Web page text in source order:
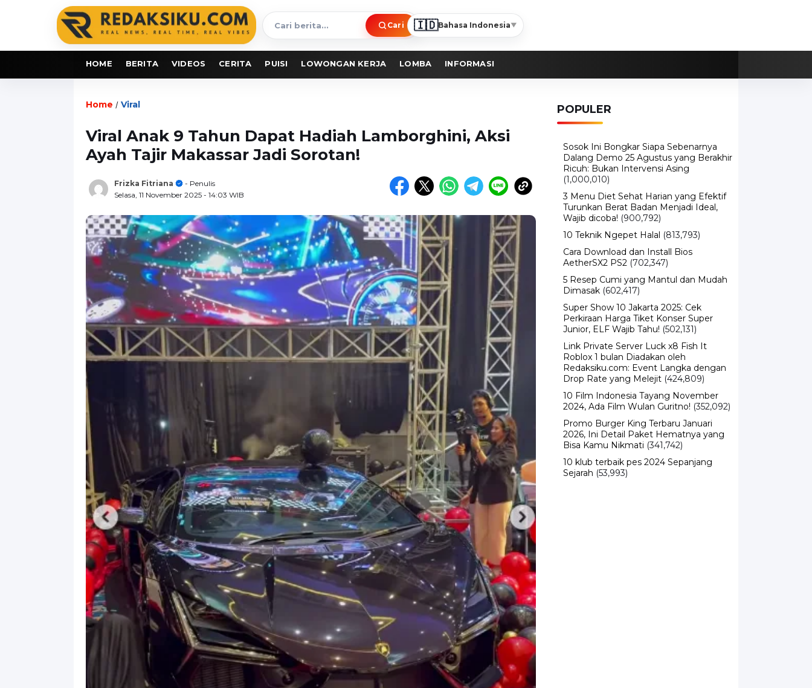
Cari
berita
Cari 🇮🇩Bahasa Indonesia▼
HOME BERITA VIDEOS CERITA PUISI LOWONGAN KERJA LOMBA INFORMASI
Home / Viral
Viral Anak 9 Tahun Dapat Hadiah Lamborghini, Aksi
Ayah Tajir Makassar Jadi Sorotan!
Frizka Fitriana
- Penulis
Selasa, 11 November 2025 - 14:03 WIB
Ricuh: Bukan Intervensi Asing
(1,000,010)
3 Menu Diet Sehat Harian yang Efektif
Wajib dicoba! (900,792)
10 Teknik Ngepet Halal
Cara Download dan Install Bios
5 Resep Cumi yang Mantul dan Mudah
Super Show 10 Jakarta 2025: Cek
Junior, ELF Wajib Tahu! (502,131)
Link Private Server Luck x8 Fish It
Redaksiku.com: Event Langka dengan
Drop Rate yang Melejit (424,809)
10 Film Indonesia Tayang November
Promo Burger King Terbaru Januari
Bisa Kamu Nikmati
(341,742)
10 klub terbaik pes 2024 Sepanjang